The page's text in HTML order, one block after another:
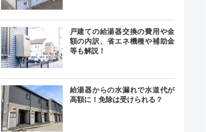
ー
戸建ての給湯器交換の費用や金
額の内訳、省エネ機種や補助金
等も解説！
給湯器からの水漏れで水道代が
高額に！免除は受けられる？